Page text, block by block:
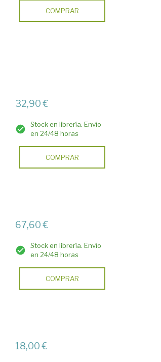
COMPRAR
32,90 €
Stock en librería. Envío
en 24/48 horas
COMPRAR
67,60 €
Stock en librería. Envío
en 24/48 horas
COMPRAR
18,00 €